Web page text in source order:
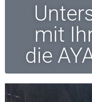
mit
die